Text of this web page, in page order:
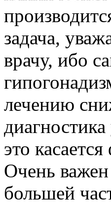
задача,
врачу, ибо
лечению
это
Очень важен
большей